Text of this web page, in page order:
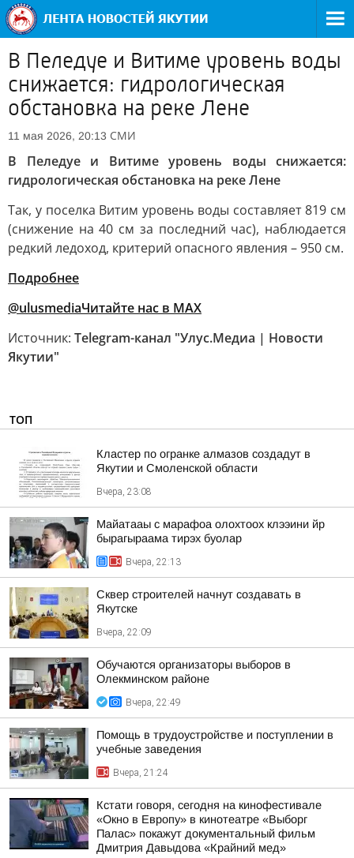
В Пеледуе и Витиме уровень воды
снижается: гидрологическая
обстановка на реке Лене
11 мая 2026, 20:13 СМИ
В Пеледуе и Витиме уровень воды снижается:
гидрологическая обстановка на реке Лене
Так, у поселка Витим уровень воды составляет 819 см
(снижение на 40 см за последний час), наблюдается
редкий ледоход, критерий опасного явления – 950 см.
Подробнее
@ulusmediaЧитайте нас в MAX
Источник: Telegram-канал "Улус.Медиа | Новости
Якутии"
ТОП
Кластер по огранке алмазов создадут в
Якутии и Смоленской области
Вчера, 23:08
Майатааы с марафоа олохтоох клээини йр
бырагыраама тирэх буолар
Вчера, 22:13
Сквер строителей начнут создавать в
Якутске
Вчера, 22:09
Обучаются организаторы выборов в
Олекминском районе
Вчера, 22:49
Помощь в трудоустройстве и поступлении в
учебные заведения
Вчера, 21:24
Кстати говоря, сегодня на кинофестивале
«Окно в Европу» в кинотеатре «Выборг
Палас» покажут документальный фильм
Дмитрия Давыдова «Крайний мед»